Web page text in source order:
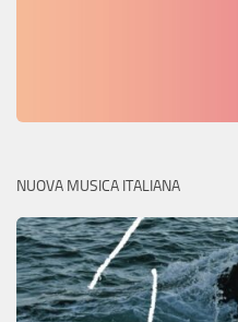
NUOVA MUSICA ITALIANA